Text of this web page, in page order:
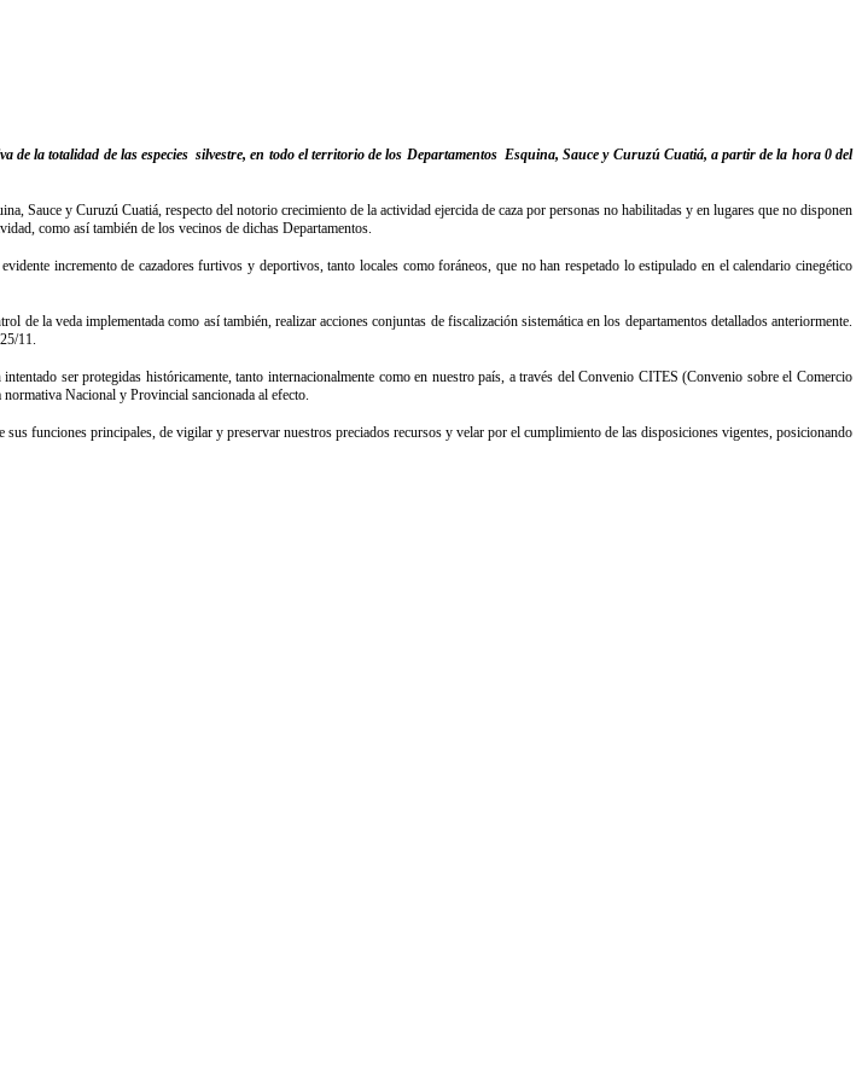
de la totalidad de las especies silvestre, en todo el territorio de los Departamentos Esquina, Sauce y Curuzú Cuatiá, a partir de la hora 0 del
Sauce y Curuzú Cuatiá, respecto del notorio crecimiento de la actividad ejercida de caza por personas no habilitadas y en lugares que no disponen
como así también de los vecinos de dichas Departamentos.
incremento de cazadores furtivos y deportivos, tanto locales como foráneos, que no han respetado lo estipulado en el calendario cinegético
la veda implementada como así también, realizar acciones conjuntas de fiscalización sistemática en los departamentos detallados anteriormente.
25/11.
ser protegidas históricamente, tanto internacionalmente como en nuestro país, a través del Convenio CITES (Convenio sobre el Comercio
Nacional y Provincial sancionada al efecto.
funciones principales, de vigilar y preservar nuestros preciados recursos y velar por el cumplimiento de las disposiciones vigentes, posicionando